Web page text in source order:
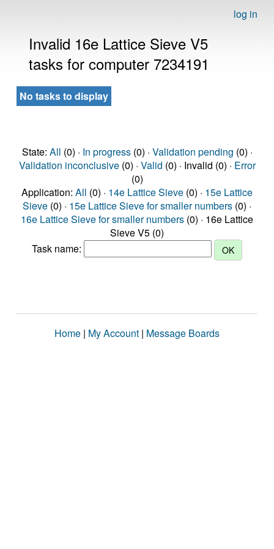
log in
Invalid 16e Lattice Sieve V5
tasks for computer 7234191
No tasks to display
State: All (0) · In progress(0) · Validation pending (0) ·
Validation inconclusive(0) · Valid (0) · Invalid (0) · Error
(0)
Application: All (0) · 14e Lattice Sieve (0) · 15e Lattice
Sieve (0) · 15e Lattice Sieve for smaller numbers (0) ·
16e Lattice Sieve for smaller numbers (0) · 16e Lattice
Sieve V5 (0)
Task name:
Home | My Account | Message Boards